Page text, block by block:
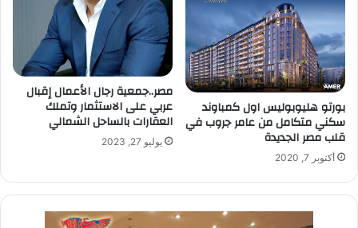
بورتو هليوبوليس اول كمباوند
سكني متكامل من عامر جروب في
قلب مصر الجديدة
أكتوبر 7, 2020
مصر..جمعية رجال الأعمال إقبال
عربي على الاستثمار وتملك
العقارات بالساحل الشمالي
يوليو 27, 2023